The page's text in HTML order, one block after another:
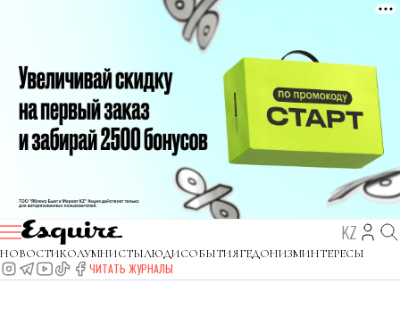
KZ
НОВОСТИКОЛУМНИСТЫЛЮДИСОБЫТИЯГЕДОНИЗМИНТЕРЕСЫ
ЧИТАТЬ ЖУРНАЛЫ